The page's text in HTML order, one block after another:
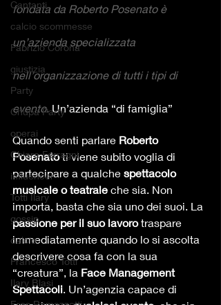
Cantanti
calcio scommesse
Fabrizio Corona
giustizia
Party
Chupa Party
operai
Chiara Ferragni
influencer
Totti Ilary
gossip
calcio
Francesco Totti
Ilary Blasi
fondata da Roberto Posenato è
un’azienda specializzata
nell’organizzazione di tutti i tipi di
evento. Un’azienda “di famiglia”
Quando senti parlare Roberto
Posenato ti viene subito voglia di
partecipare a qualche spettacolo
musicale o teatrale che sia. Non
importa, basta che sia uno dei suoi. La
passione per il suo lavoro traspare
immediatamente quando lo si ascolta
descrivere cosa fa con la sua
“creatura”, la Face Management
Spettacoli. Un’agenzia capace di